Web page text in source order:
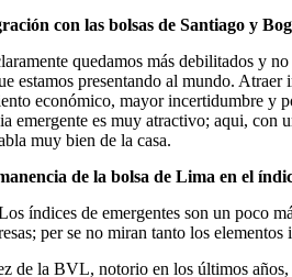
con las bolsas de Santiago y
quedamos más debilitados y
estamos presentando al mundo.
económico, mayor incertidumbre y
emergente es muy atractivo; aqui, con
muy bien de la casa.
de la bolsa de Lima en el
índices de emergentes son un poco
per se no miran tanto los elementos
de la BVL, notorio en los últimos